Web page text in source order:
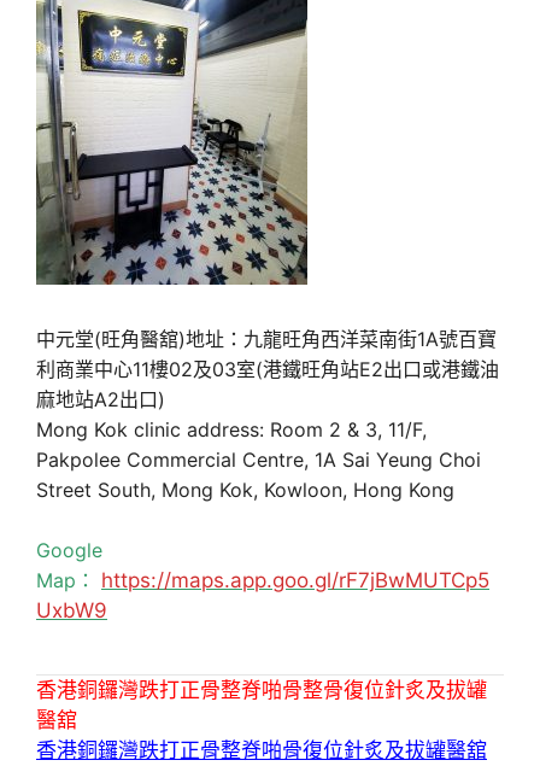
中元堂(旺角醫舘)地址：九龍旺角西洋菜南街1A號百寶
利商業中心11樓02及03室(港鐵旺角站E2出口或港鐵油
麻地站A2出口)
Mong Kok clinic address: Room 2 & 3, 11/F,
Pakpolee Commercial Centre, 1A Sai Yeung Choi
Street South, Mong Kok, Kowloon, Hong Kong
Google
Map： https://maps.app.goo.gl/rF7jBwMUTCp5
UxbW9
香港銅鑼灣跌打正骨整脊啪骨整骨復位針炙及拔罐
醫舘
香港銅鑼灣跌打正骨整脊啪骨復位針炙及拔罐醫舘